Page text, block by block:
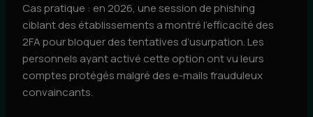
Cas pratique : en 2026, une session de phishing
ciblant des établissements a montré l’efficacité des
2FA pour bloquer des tentatives d’usurpation. Les
personnels ayant activé cette option ont vu leurs
comptes protégés malgré des e-mails frauduleux
convaincants.